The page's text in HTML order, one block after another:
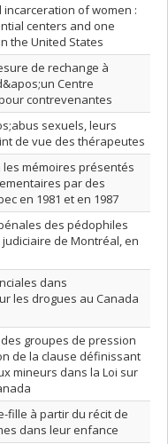
of women :
centers and one
the United States
de rechange à
Centre
contrevenantes
sexuels, leurs
de vue des thérapeutes
mémoires présentés
par des
en 1981 et en 1987
des pédophiles
de Montréal, en
dans
les drogues au Canada
groupes de pression
de la clause définissant
mineurs dans la Loi sur
fille à partir du récit de
dans leur enfance